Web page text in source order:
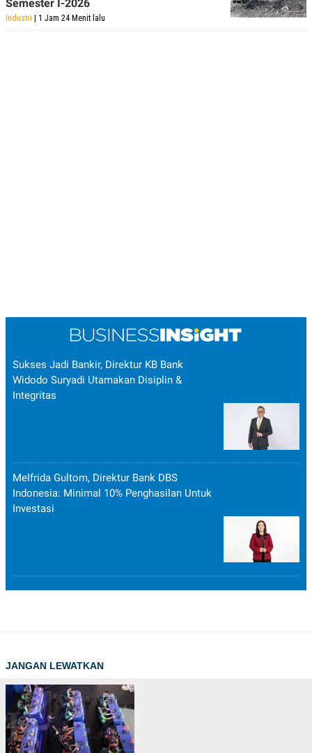
Semester I-2026
Industri | 1 Jam 24 Menit lalu
Sukses Jadi Bankir, Direktur KB Bank
Widodo Suryadi Utamakan Disiplin &
Integritas
Melfrida Gultom, Direktur Bank DBS
Indonesia: Minimal 10% Penghasilan Untuk
Investasi
JANGAN LEWATKAN